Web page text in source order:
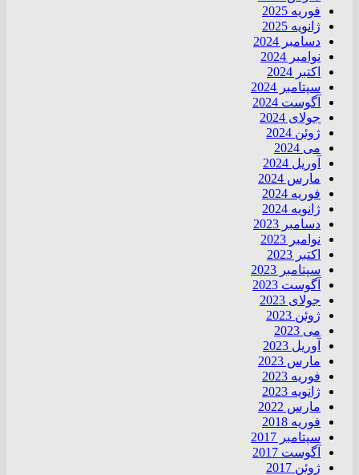
فوریه 2025
ژانویه 2025
دسامبر 2024
نوامبر 2024
اکتبر 2024
سپتامبر 2024
آگوست 2024
جولای 2024
ژوئن 2024
می 2024
آوریل 2024
مارس 2024
فوریه 2024
ژانویه 2024
دسامبر 2023
نوامبر 2023
اکتبر 2023
سپتامبر 2023
آگوست 2023
جولای 2023
ژوئن 2023
می 2023
آوریل 2023
مارس 2023
فوریه 2023
ژانویه 2023
مارس 2022
فوریه 2018
سپتامبر 2017
آگوست 2017
ژوئن 2017